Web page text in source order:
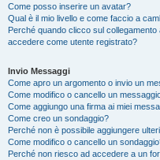
Come posso inserire un avatar?
Qual è il mio livello e come faccio a
Perché quando clicco sul collegamento
accedere come utente registrato?
Invio Messaggi
Come apro un argomento o invio un
Come modifico o cancello un
Come aggiungo una firma ai miei
Come creo un sondaggio?
Perché non è possibile aggiungere
Come modifico o cancello un
Perché non riesco ad accedere a un